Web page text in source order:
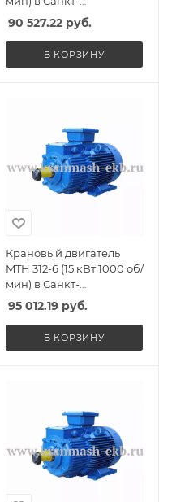
Петербурге, Спб
90 527.22руб.
В КОРЗИНУ
Крановый двигатель
MTH 312-6 (15 кВт 1000 об/
мин) в Санкт-
Петербурге, Спб
95 012.19руб.
В КОРЗИНУ